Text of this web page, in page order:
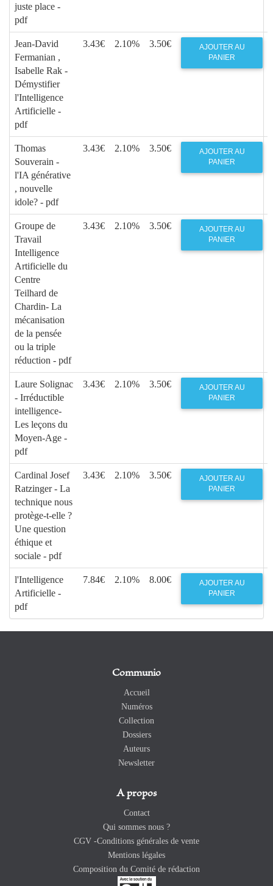
juste place -
pdf
Jean-David
Fermanian ,
Isabelle Rak -
Démystifier
l'Intelligence
Artificielle -
pdf
3.43€ 2.10% 3.50€
AJOUTER AU
PANIER
Thomas
Souverain -
l'IA générative
, nouvelle
idole? - pdf
3.43€ 2.10% 3.50€
AJOUTER AU
PANIER
Groupe de
Travail
Intelligence
Artificielle du
Centre
Teilhard de
Chardin- La
mécanisation
de la pensée
ou la triple
réduction - pdf
3.43€ 2.10% 3.50€
AJOUTER AU
PANIER
Laure Solignac
- Irréductible
intelligence-
Les leçons du
Moyen-Age -
pdf
3.43€ 2.10% 3.50€
AJOUTER AU
PANIER
Cardinal Josef
Ratzinger - La
technique nous
protège-t-elle ?
Une question
éthique et
sociale - pdf
3.43€ 2.10% 3.50€
AJOUTER AU
PANIER
l'Intelligence
Artificielle -
pdf
7.84€ 2.10% 8.00€
AJOUTER AU
PANIER
Communio
Accueil
Numéros
Collection
Dossiers
Auteurs
Newsletter
A propos
Contact
Qui sommes nous ?
CGV -Conditions générales de vente
Mentions légales
Composition du Comité de rédaction